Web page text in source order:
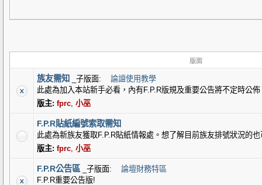
版面
族友需知 _子版面:
論譠使用教學
此處為加入本站新手必看，內有F.P.R版規及重要公告將不定時公
版主: fprc, 小巫
F.P.R貼紙編號索取需知
此處為新族友獲取F.P.R貼紙情報處。想了解目前族友排號狀況的
版主: fprc, 小巫
F.P.R公告區 _子版面:
論壇財務特區
F.P.R重要公告版!